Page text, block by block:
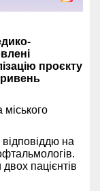
проєкту
міського
на
пацієнтів